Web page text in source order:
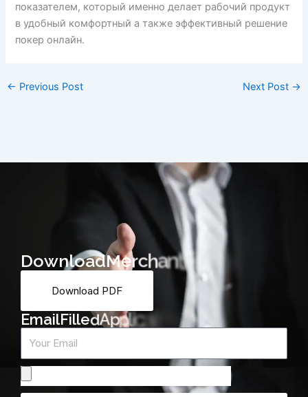
показателем, который именно делает рабочий продукт
в удобный комфортный а также эффективный решение
покер онлайн.
← Previous Post Next Post →
DownloadMerchantFo
Download PDF
EmailFilledApplicat nFo
From